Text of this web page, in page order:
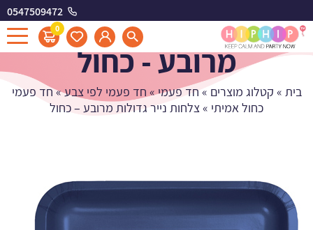
0547509472
0
צלחות נייר גדולות
מרובע - כחול
בית » קטלוג מוצרים » חד פעמי» חד פעמי לפי צבע»חד פעמי
כחול אמיתי »צלחות נייר גדולות מרובע – כחול